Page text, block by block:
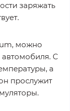
заряжать
можно
С
а
прослужит